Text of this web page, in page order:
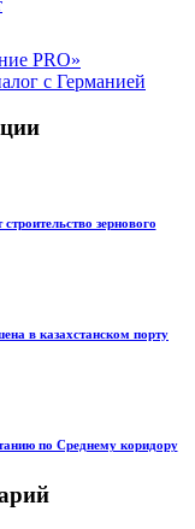
PRO»
с Германией
зернового
в казахстанском порту
по Среднему коридору